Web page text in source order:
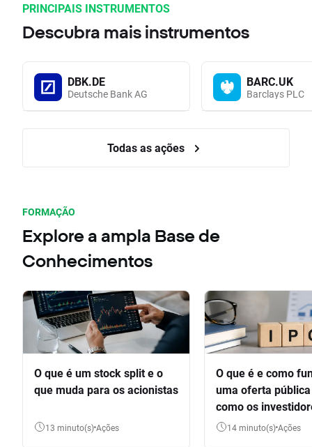
PRINCIPAIS INSTRUMENTOS
Descubra mais instrumentos
DBK.DE
Deutsche Bank AG
BARC.UK
Barclays PLC
Todas as ações
FORMAÇÃO
Explore a ampla Base de
Conhecimentos
O que é um stock split e o
que muda para os acionistas
13 minuto(s) Ações
O que é e como
uma oferta
como os
participar
14 minuto(s) Ações